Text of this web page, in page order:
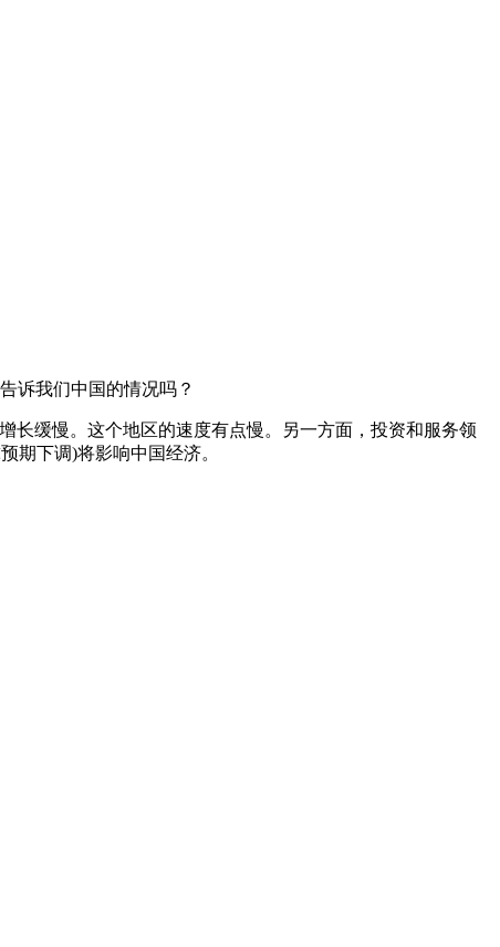
诉我们中国的情况吗？
长缓慢。这个地区的速度有点慢。另一方面，投资和服务领
期下调)将影响中国经济。